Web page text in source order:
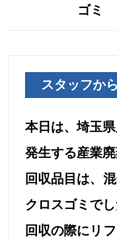
ゴミ
スタッフか
本日は、埼玉
発生する産業
回収品目は、
クロスゴミでし
回収の際にリ